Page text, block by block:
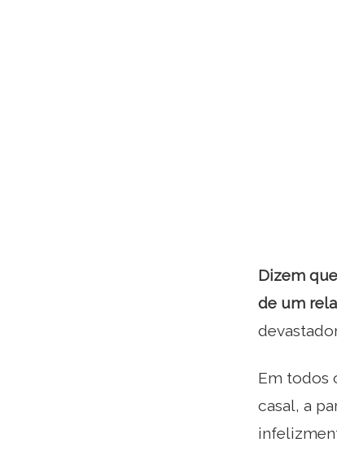
Dizem
de um
Em todos
casal, a